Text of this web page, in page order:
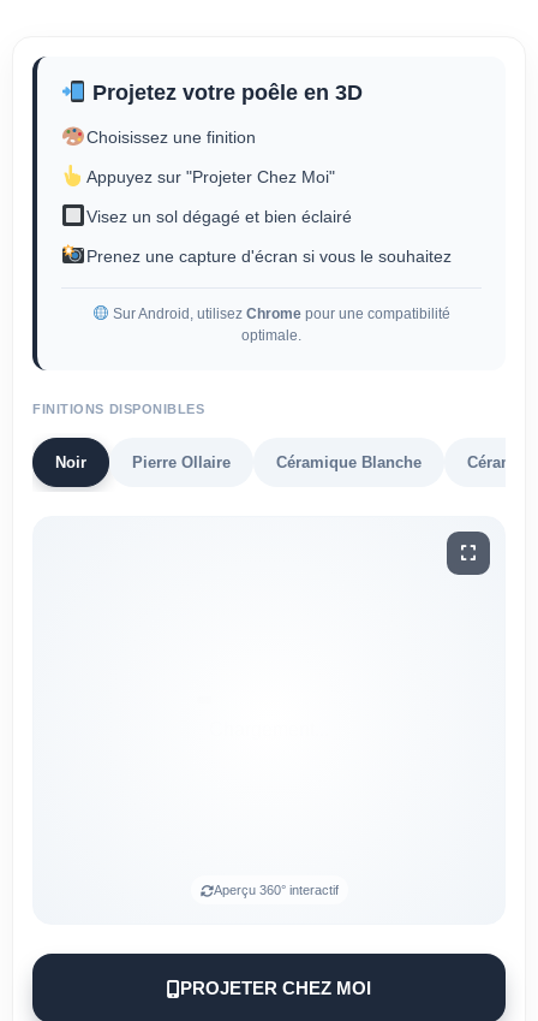
Projetez votre poêle en 3D
Choisissez une finition
Appuyez sur "Projeter Chez Moi"
Visez un sol dégagé et bien éclairé
Prenez une capture d'écran si vous le souhaitez
Sur Android, utilisez Chromepour une compatibilité
optimale.
FINITIONS DISPONIBLES
Noir Pierre Ollaire Céramique Blanche
Aperçu 360° interactif
PROJETER CHEZ MOI